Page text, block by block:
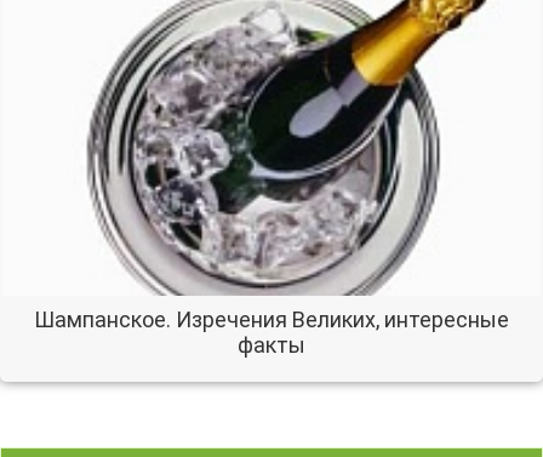
Шампанское. Изречения Великих, интересные
факты